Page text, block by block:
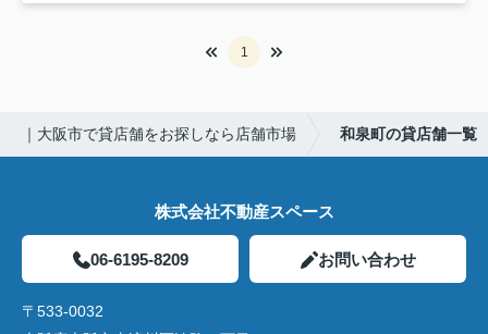
1
｜大阪市で貸店舗をお探しなら店舗市場 和泉町の貸店舗一覧
株式会社不動産スペース
06-6195-8209 お問い合わせ
〒533-0032